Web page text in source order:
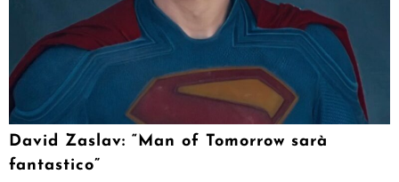
David Zaslav: “Man of Tomorrow sarà
fantastico”